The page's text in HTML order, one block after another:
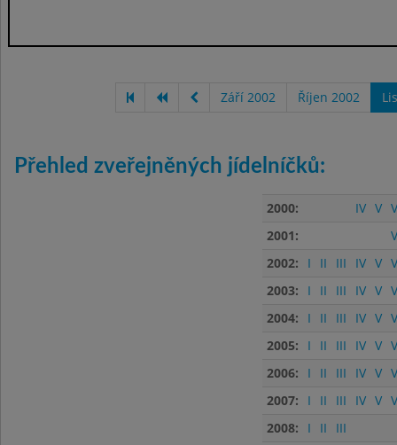
Září 2002 Říjen 2002
Přehled zveřejněných jídelníčků:
2000: IV V
2001:
2002:
I II III IV V
2003:
I II III IV V
2004:
I II III IV V
2005:
I II III IV V
2006:
I II III IV V
2007:
I II III IV V
2008:
I II
III